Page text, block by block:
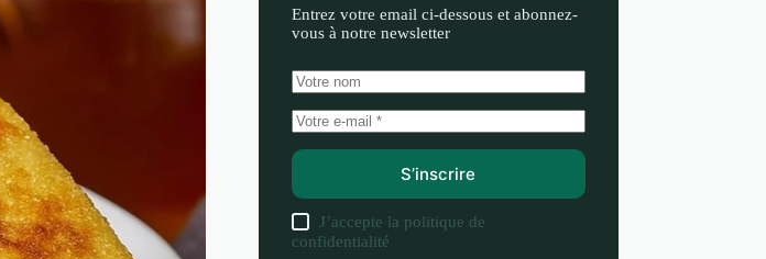
Entrez votre email ci-dessous et abonnez-
vous à notre newsletter
S’inscrire
J’accepte la politique de
confidentialité